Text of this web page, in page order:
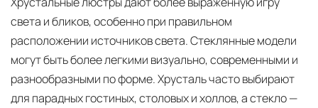
света и бликов, особенно при правильном
расположении источников света. Стеклянные модели
могут быть более легкими визуально, современными и
разнообразными по форме. Хрусталь часто выбирают
для парадных гостиных, столовых и холлов, а стекло —